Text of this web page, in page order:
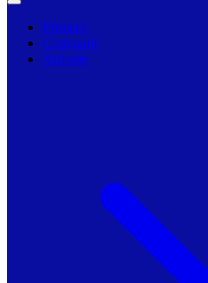
Primarii
Companii
Articole